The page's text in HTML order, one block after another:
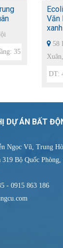
35
tỷ/căn
Văn
58
DT:
DỰ ÁN BẤT
Ngọc Vũ, Trung
319 Bộ Quốc
- 0915 863 186